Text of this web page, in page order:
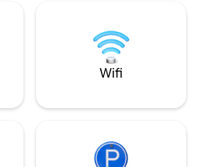
och
wi-fi och allt
vistelse
din bokning är du
eftersom den
invandring.**
Wifi